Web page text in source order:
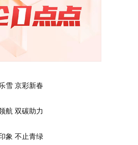
雪 京彩新春
航 双碳助力
象 不止青绿